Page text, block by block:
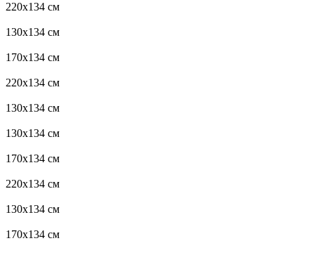
220x134 см
130x134 см
170x134 см
220x134 см
130x134 см
130x134 см
170x134 см
220x134 см
130x134 см
170x134 см